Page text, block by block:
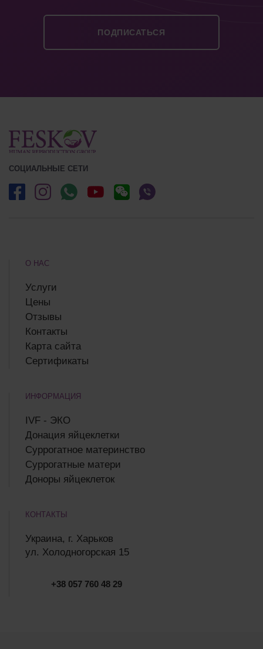
СОЦИАЛЬНЫЕ СЕТИ
О НАС
Услуги
Цены
Отзывы
Контакты
Карта сайта
Сертификаты
ИНФОРМАЦИЯ
IVF - ЭКО
Донация яйцеклетки
Суррогатное материнство
Суррогатные матери
Доноры яйцеклеток
КОНТАКТЫ
Украина, г. Харьков
ул. Холодногорская 15
+38 057 760 48 29